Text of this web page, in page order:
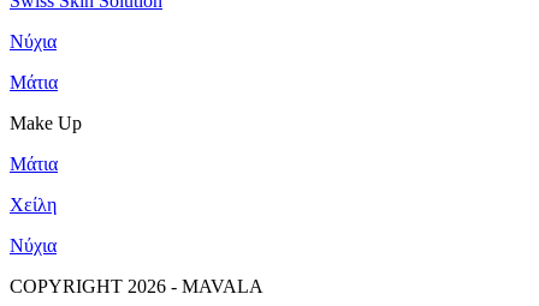
Νύχια
Mάτια
Make Up
Mάτια
Χείλη
Νύχια
COPYRIGHT 2026 - MAVALA